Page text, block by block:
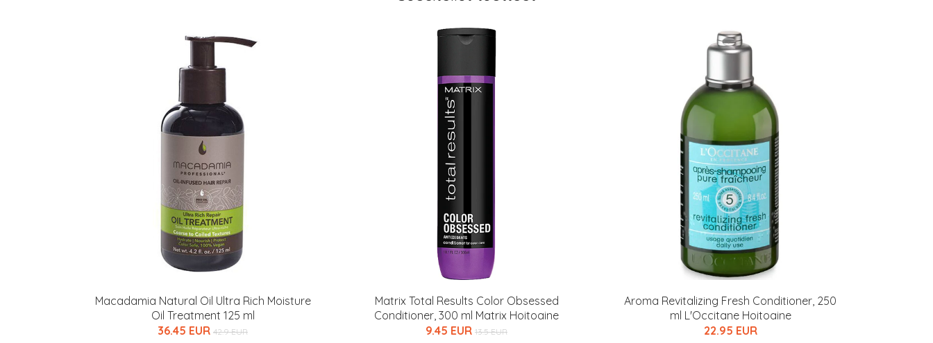
Macadamia Natural Oil Ultra Rich Moisture
Oil Treatment 125 ml
36.45 EUR 42.9 EUR
Matrix Total Results Color Obsessed
Conditioner, 300 ml Matrix Hoitoaine
9.45 EUR 13.5 EUR
Aroma Revitalizing Fresh Conditioner, 250
ml L'Occitane Hoitoaine
22.95 EUR